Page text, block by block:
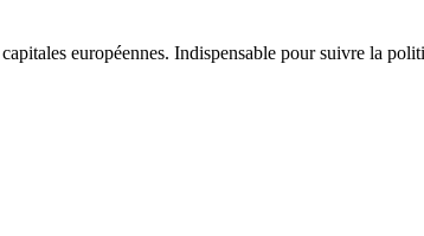
européennes. Indispensable pour suivre la